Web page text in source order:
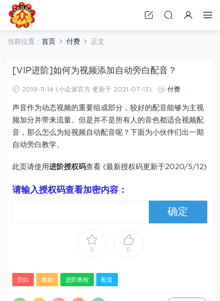
当前位置： 首页 付费 正文
[VIP进阶]如何为视频添加自动旁白配音？
2019-11-14 (小众派官方 更新于 2021-07-13) 付费
声音作为动态视频的重要组成部分，较好的配音能够为主视
频加分并带来流量。但是并不是所有人的音色都适合视频配
音，那么怎么为短视频自动配音呢？下面为小伙伴们出一期
自动旁白教学。
此页请使用进阶授权码查看 (最新授权码更新于2020/5/12)
请输入授权码查看加密内容：
0 0
旁白 视频 进阶教程 配音